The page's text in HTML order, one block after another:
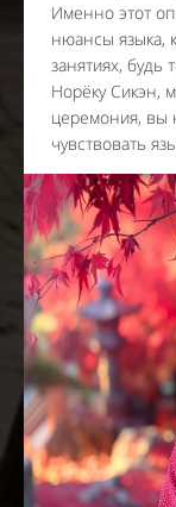
Именно этот
нюансы языка,
занятиях, будь
Норёку Сикэн,
церемония, вы
чувствовать